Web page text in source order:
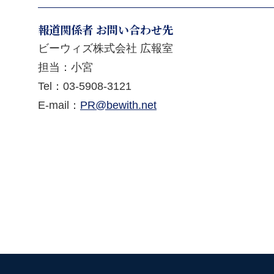
報道関係者 お問い合わせ先
ビーウィズ株式会社 広報室
担当：小宮
Tel： 03-5908-3121
E-mail： PR@bewith.net